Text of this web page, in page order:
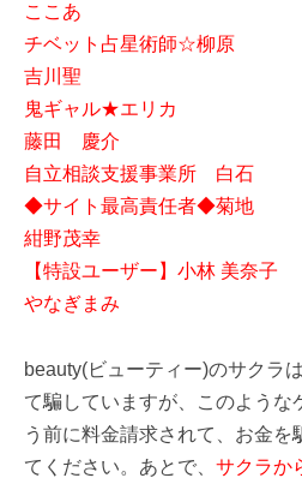
ここあ
チベット占星術師☆柳原
吉川聖
鬼ギャル★エリカ
藤田 慶介
自立相談支援事業所 白石
◆サイト最高責任者◆菊地
紺野茂幸
【特設ユーザー】小林 美奈子
やなぎまみ
beauty(ビューティー)のサクラ
て騙していますが、このような
う前に料金請求されて、お金を
てください。あとで、 サクラか